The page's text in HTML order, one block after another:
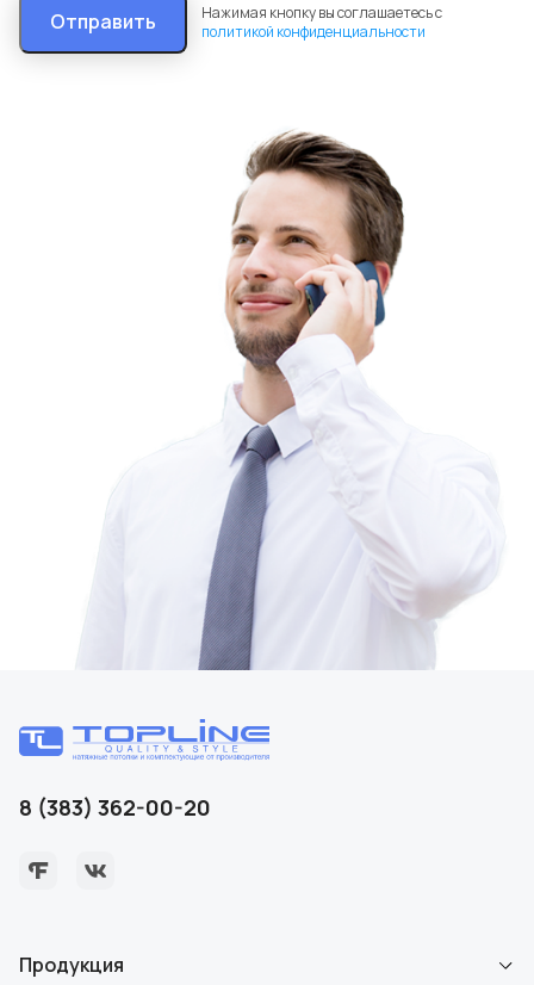
Отправить
Нажимая кнопку вы соглашаетесь с
политикой конфиденциальности
8 (383) 362-00-20
Продукция